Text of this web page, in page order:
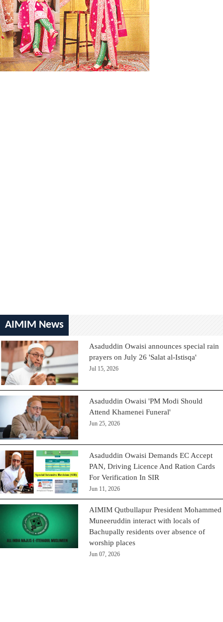
AIMIM News
Asaduddin Owaisi announces special rain
prayers on July 26 'Salat al-Istisqa'
Jul 15, 2026
Asaduddin Owaisi 'PM Modi Should
Attend Khamenei Funeral'
Jun 25, 2026
Asaduddin Owaisi Demands EC Accept
PAN, Driving Licence And Ration Cards
For Verification In SIR
Jun 11, 2026
AIMIM Qutbullapur President Mohammed
Muneeruddin interact with locals of
Bachupally residents over absence of
worship places
Jun 07, 2026